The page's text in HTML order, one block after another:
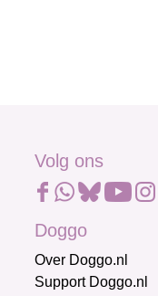
Volg ons
Doggo
Over Doggo.nl
Support Doggo.nl